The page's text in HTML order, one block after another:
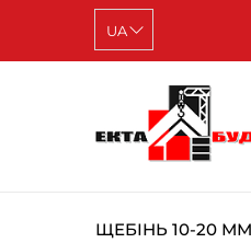
ЩЕБІНЬ 10-20